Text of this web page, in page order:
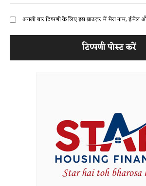
अगली बार टिप्पणी के लिए इस ब्राउज़र में मेरा नाम,